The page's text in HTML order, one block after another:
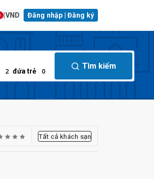
VND Đăng nhập | Đăng ký
2 đứa trẻ 0
Tìm kiếm
Tất cả khách sạn